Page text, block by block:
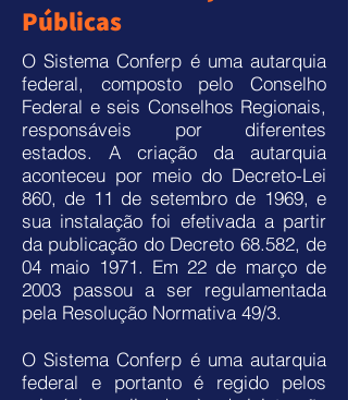
Públicas
O Sistema Conferp é uma autarquia
federal, composto pelo Conselho
Federal e seis Conselhos Regionais,
responsáveis por diferentes
estados. A criação da autarquia
aconteceu por meio do Decreto-Lei
860, de 11 de setembro de 1969, e
sua instalação foi efetivada a partir
da publicação do Decreto 68.582, de
04 maio 1971. Em 22 de março de
2003 passou a ser regulamentada
pela Resolução Normativa 49/3.
O Sistema Conferp é uma autarquia
federal e portanto é regido pelos